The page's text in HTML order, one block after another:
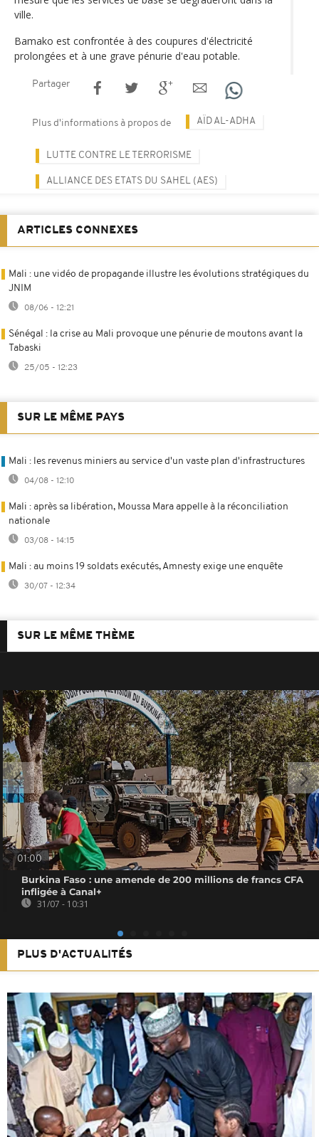
ville.
Bamako est confrontée à des coupures d'électricité
prolongées et à une grave pénurie d'eau potable.
Partager
Plus d'informations à propos de AÏD AL-ADHA
LUTTE CONTRE LE TERRORISME
ALLIANCE DES ETATS DU SAHEL (AES)
ARTICLES CONNEXES
Mali : une vidéo de propagande illustre les évolutions stratégiques du
JNIM
08/06 - 12:21
Sénégal : la crise au Mali provoque une pénurie de moutons avant la
Tabaski
25/05 - 12:23
SUR LE MÊME PAYS
Mali : les revenus miniers au service d'un vaste plan d'infrastructures
04/08 - 12:10
Mali : après sa libération, Moussa Mara appelle à la réconciliation
nationale
03/08 - 14:15
Mali : au moins 19 soldats exécutés, Amnesty exige une enquête
30/07 - 12:34
SUR LE MÊME THÈME
01:00
Burkina Faso : une amende de 200 millions de francs CFA
infligée à Canal+
31/07 - 10:31
PLUS D'ACTUALITÉS